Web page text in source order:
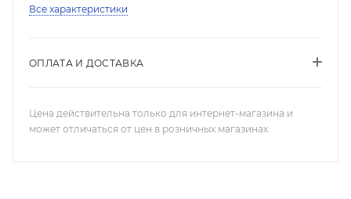
Все характеристики
ОПЛАТА И ДОСТАВКА
Цена действительна только для интернет-магазина и
может отличаться от цен в розничных магазинах